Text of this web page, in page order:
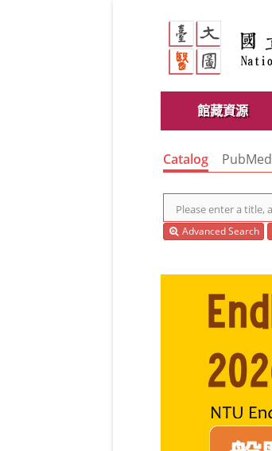
館藏資源
Catalog PubMed
Advanced Search